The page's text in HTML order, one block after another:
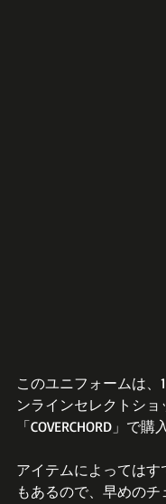
このユニフォームは、
ンラインセレクトショ
「COVERCHORD」で購
アイテムによってはす
もあるので、早めのチ